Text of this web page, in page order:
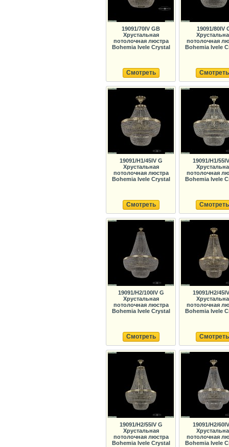
19091/70IV GB
Хрустальная
потолочная люстра
Bohemia Ivele Crystal
Смотреть
19091/80IV
потолочная
Bohemia Ivele
Смотреть
19091/H1/45IV G
Хрустальная
потолочная люстра
Bohemia Ivele Crystal
Смотреть
19091/H1/
потолочная
Bohemia Ivele
Смотреть
19091/H2/100IV G
Хрустальная
потолочная люстра
Bohemia Ivele Crystal
Смотреть
19091/H2/
потолочная
Bohemia Ivele
Смотреть
19091/H2/55IV G
Хрустальная
потолочная люстра
Bohemia Ivele Crystal
19091/H2/
потолочная
Bohemia Ivele